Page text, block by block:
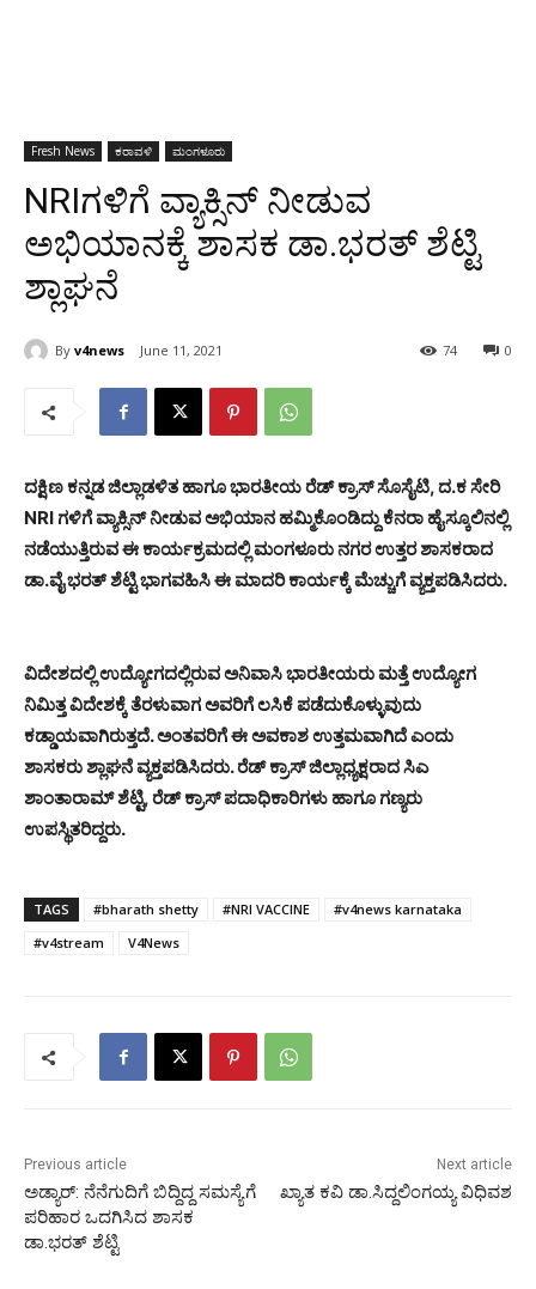
Fresh News ಕರಾವಳಿ ಮಂಗಳೂರು
NRIಗಳಿಗೆ ವ್ಯಾಕ್ಸಿನ್ ನೀಡುವ
ಅಭಿಯಾನಕ್ಕೆ ಶಾಸಕ ಡಾ.ಭರತ್ ಶೆಟ್ಟಿ
ಶ್ಲಾಘನೆ
By v4news June 11, 2021 0
74
ದಕ್ಷಿಣ ಕನ್ನಡ ಜಿಲ್ಲಾಡಳಿತ ಹಾಗೂ ಭಾರತೀಯ ರೆಡ್ ಕ್ರಾಸ್ ಸೊಸೈಟಿ, ದ.ಕ ಸೇರಿ
NRI ಗಳಿಗೆ ವ್ಯಾಕ್ಸಿನ್ ನೀಡುವ ಅಭಿಯಾನ ಹಮ್ಮಿಕೊಂಡಿದ್ದು ಕೆನರಾ ಹೈಸ್ಕೂಲಿನಲ್ಲಿ
ನಡೆಯುತ್ತಿರುವ ಈ ಕಾರ್ಯಕ್ರಮದಲ್ಲಿ ಮಂಗಳೂರು ನಗರ ಉತ್ತರ ಶಾಸಕರಾದ
ಡಾ.ವೈ ಭರತ್ ಶೆಟ್ಟಿ ಭಾಗವಹಿಸಿ ಈ ಮಾದರಿ ಕಾರ್ಯಕ್ಕೆ ಮೆಚ್ಚುಗೆ ವ್ಯಕ್ತಪಡಿಸಿದರು.
ವಿದೇಶದಲ್ಲಿ ಉದ್ಯೋಗದಲ್ಲಿರುವ ಅನಿವಾಸಿ ಭಾರತೀಯರು ಮತ್ತೆ ಉದ್ಯೋಗ
ನಿಮಿತ್ತ ವಿದೇಶಕ್ಕೆ ತೆರಳುವಾಗ ಅವರಿಗೆ ಲಸಿಕೆ ಪಡೆದುಕೊಳ್ಳುವುದು
ಕಡ್ಡಾಯವಾಗಿರುತ್ತದೆ. ಅಂತವರಿಗೆ ಈ ಅವಕಾಶ ಉತ್ತಮವಾಗಿದೆ ಎಂದು
ಶಾಸಕರು ಶ್ಲಾಘನೆ ವ್ಯಕ್ತಪಡಿಸಿದರು. ರೆಡ್ ಕ್ರಾಸ್ ಜಿಲ್ಲಾಧ್ಯಕ್ಷರಾದ ಸಿಎ
ಶಾಂತಾರಾಮ್ ಶೆಟ್ಟಿ, ರೆಡ್ ಕ್ರಾಸ್ ಪದಾಧಿಕಾರಿಗಳು ಹಾಗೂ ಗಣ್ಯರು
ಉಪಸ್ಥಿತರಿದ್ದರು.
TAGS #bharath shetty #NRI VACCINE
#v4news karnataka
#v4stream
V4News
Previous article
ಅಡ್ಯಾರ್: ನೆನೆಗುದಿಗೆ ಬಿದ್ದಿದ್ದ ಸಮಸ್ಯೆಗೆ
ಪರಿಹಾರ ಒದಗಿಸಿದ ಶಾಸಕ
ಡಾ.ಭರತ್ ಶೆಟ್ಟಿ
Next article
ಖ್ಯಾತ ಕವಿ ಡಾ.ಸಿದ್ದಲಿಂಗಯ್ಯ ವಿಧಿವಶ